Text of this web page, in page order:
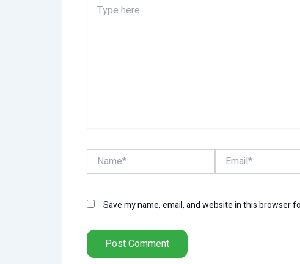
here..
Name* Email*
Save my name, email, and website in this browser